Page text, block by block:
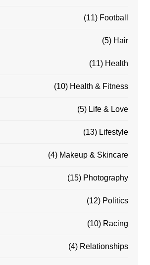
Football
(11)
Hair
(5)
Health
(11)
Health & Fitness
(10)
Life & Love
(5)
Lifestyle
(13)
Makeup & Skincare
(4)
Photography
(15)
Politics
(12)
Racing
(10)
Relationships
(4)